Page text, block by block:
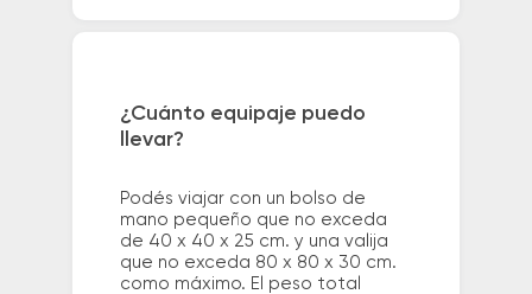
¿Cuánto equipaje puedo
llevar?
Podés viajar con un bolso de
mano pequeño que no exceda
de 40 x 40 x 25 cm. y una valija
que no exceda 80 x 80 x 30 cm.
como máximo. El peso total